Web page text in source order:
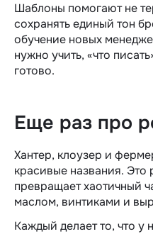
Шаблоны помогают не
сохранять единый тон
обучение новых
нужно учить, «что
готово.
Еще раз про
Хантер, клоузер и
красивые названия. Это
превращает хаотичный
маслом, винтиками и
Каждый делает то, что у